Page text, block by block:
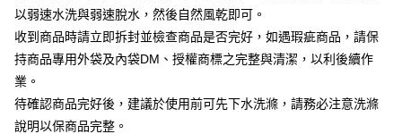
宅配
每筆NT$80，滿NT$699(含以上)免運費
以弱速水洗與弱速脫水，然後自然風乾即可。
收到商品時請立即拆封並檢查商品是否完好，如遇瑕疵商品，請保
持商品專用外袋及內袋DM、授權商標之完整與清潔，以利後續作
業。
待確認商品完好後，建議於使用前可先下水洗滌，請務必注意洗滌
說明以保商品完整。